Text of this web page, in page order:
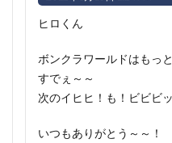
ヒロくん
ボンクラワールドはもっ
すでぇ～～
次のイヒヒ！も！ビビビ
いつもありがとう～～！